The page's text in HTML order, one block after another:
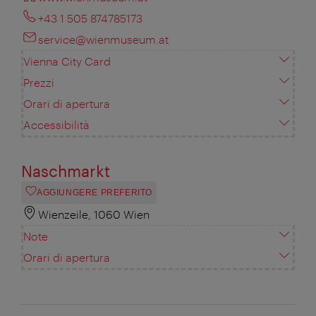
+43 1 505 874785173
service@wienmuseum.at
Vienna City Card
Prezzi
Orari di apertura
Accessibilità
Naschmarkt
AGGIUNGERE PREFERITO
Wienzeile, 1060 Wien
Note
Orari di apertura